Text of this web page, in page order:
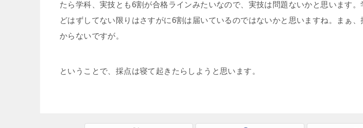
たら学科、実技とも6割が合格ラインみたいなので、実技は問題ないかと思います
どはずしてない限りはさすがに6割は届いているのではないかと思いますね。まぁ
からないですが。
ということで、採点は寝て起きたらしようと思います。